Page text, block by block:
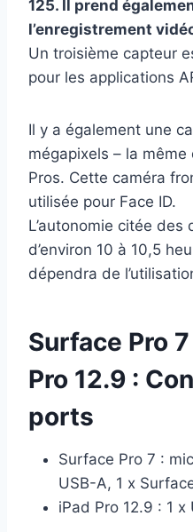
125. Il prend
l’enregistrement
Un troisième capteur
pour les applications
Il y a également une
mégapixels – la
Pros. Cette caméra
utilisée pour Face ID.
L’autonomie citée des
d’environ 10 à 10,5
dépendra de
Surface Pro
Pro 12.9 :
ports
Surface Pro 7 :
USB-A, 1 x
iPad Pro 12.9 : 1